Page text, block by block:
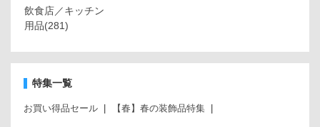
飲食店／キッチン
用品(281)
特集一覧
お買い得品セール 【春】春の装飾品特集